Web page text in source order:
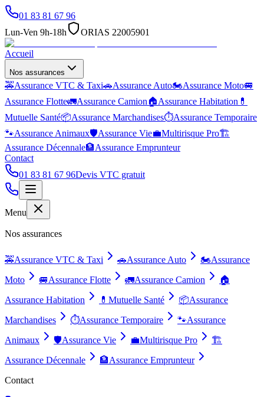
01 83 81 67 96
Lun-Ven 9h-18h
ORIAS 22005901
Accueil
Nos assurances
🚕Assurance VTC & Taxi🚗Assurance Auto🏍️Assurance Moto🚐
Assurance Flotte🚛Assurance Camion🏠Assurance Habitation 💊
Mutuelle Santé📦Assurance Marchandises⏱️Assurance Temporaire
🐾Assurance Animaux🛡️Assurance Vie💼Multirisque Pro🏗️
Assurance Décennale🏦Assurance Emprunteur
Contact
01 83 81 67 96Devis VTC gratuit
Menu
Nos assurances
🚕Assurance VTC & Taxi 🚗Assurance Auto 🏍️Assurance
Moto
🚐Assurance Flotte 🚛Assurance Camion
🏠
Assurance Habitation
💊 Mutuelle Santé 📦Assurance
Marchandises
⏱️Assurance Temporaire 🐾Assurance
Animaux
🛡️Assurance Vie 💼Multirisque Pro
🏗️
Assurance Décennale
🏦Assurance Emprunteur
Contact